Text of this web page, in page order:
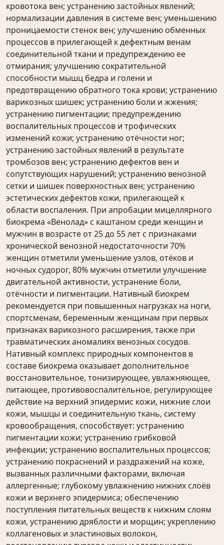
кровотока вен; устранению застойных явлений;
нормализации давления в системе вен; уменьшению
проницаемости стенок вен; улучшению обменных
процессов в прилегающей к дефектным венам
соединительной ткани и предупреждению ее
отмирания; улучшению сократительной
способности мышц бедра и голени и
предотвращению обратного тока крови; устранению
варикозных шишек; устранению боли и жжения;
устранению пигментации; предупреждению
воспалительных процессов и трофических
изменений кожи; устранению отёчности ног;
устранению застойных явлений в результате
тромбозов вен; устранению дефектов вен и
сопутствующих нарушений; устранению венозной
сетки и шишек поверхностных вен; устранению
эстетических дефектов кожи, прилегающей к
области воспаления. При апробации мицеллярного
биокрема «Венолад» с каштаном среди женщин и
мужчин в возрасте от 25 до 55 лет с признаками
хронической венозной недостаточности 70%
женщин отметили уменьшение узлов, отёков и
ночных судорог, 80% мужчин отметили улучшение
двигательной активности, устранение боли,
отёчности и пигментации. Нативный биокрем
рекомендуется при повышенных нагрузках на ноги,
спортсменам, беременным женщинам при первых
признаках варикозного расширения, также при
травматических аномалиях венозных сосудов.
Нативный комплекс природных компонентов в
составе биокрема оказывает дополнительное
восстановительное, тонизирующее, увлажняющее,
питающее, противовоспалительное, регулирующее
действие на верхний эпидермис кожи, нижние слои
кожи, мышцы и соединительную ткань, систему
кровообращения, способствует: устранению
пигментации кожи; устранению грибковой
инфекции; устранению воспалительных процессов;
устранению покраснений и раздражений на коже,
вызванных различными факторами, включая
аллергенные; глубокому увлажнению нижних слоёв
кожи и верхнего эпидермиса; обеспечению
поступления питательных веществ к нижним слоям
кожи, устранению дряблости и морщин; укреплению
коллагеновых и эластиновых волокон,